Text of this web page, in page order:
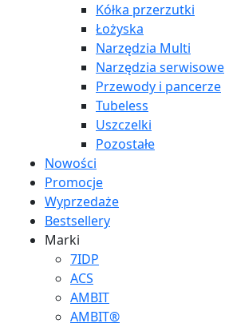
Kółka przerzutki
Łożyska
Narzędzia Multi
Narzędzia serwisowe
Przewody i pancerze
Tubeless
Uszczelki
Pozostałe
Nowości
Promocje
Wyprzedaże
Bestsellery
Marki
7IDP
ACS
AMBIT
AMBIT®